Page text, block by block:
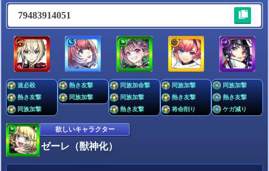
79483914051
速必殺
熱き友撃
同族加撃
熱き友撃
同族加撃
同族加命撃
同族加撃
熱き友撃
同族加撃
熱き友撃
将命削り
同族加撃
熱き友撃
ケガ減り
欲しいキャラクター
ゼーレ（獣神化）